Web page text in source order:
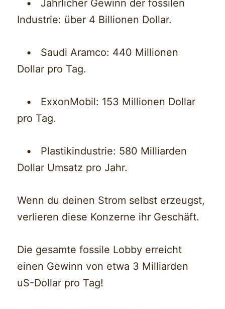
• Jährlicher Gewinn der fossilen
Industrie: über 4 Billionen Dollar.
• Saudi Aramco: 440 Millionen
Dollar pro Tag.
• ExxonMobil: 153 Millionen Dollar
pro Tag.
• Plastikindustrie: 580 Milliarden
Dollar Umsatz pro Jahr.
Wenn du deinen Strom selbst erzeugst,
verlieren diese Konzerne ihr Geschäft.
Die gesamte fossile Lobby erreicht
einen Gewinn von etwa 3 Milliarden
uS-Dollar pro Tag!